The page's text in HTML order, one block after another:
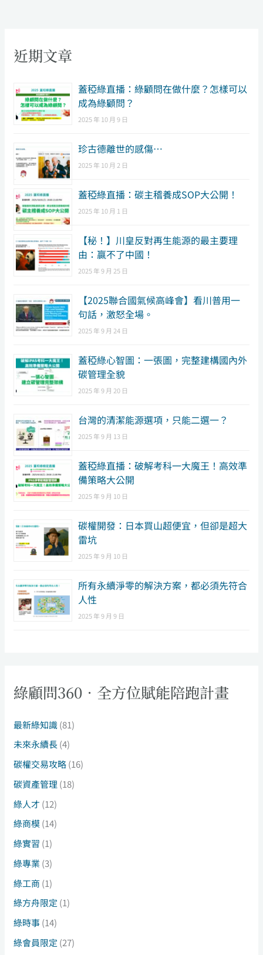
近期文章
​蓋稏綠直播：綠顧問在做什麼？怎樣可以
成為綠顧問？
2025 年 10 月 9 日
珍古德離世的感傷…
2025 年 10 月 2 日
蓋稏綠直播：碳主稽養成SOP大公開！
2025 年 10 月 1 日
【秘！】川皇反對再生能源的最主要理
由：贏不了中國！
2025 年 9 月 25 日
【2025聯合國氣候高峰會】看川普用一
句話，激怒全場。
2025 年 9 月 24 日
蓋稏綠心智圖：一張圖，完整建構國內外
碳管理全貌
2025 年 9 月 20 日
台灣的清潔能源選項，只能二選一？
2025 年 9 月 13 日
蓋稏綠直播：破解考科一大魔王！高效準
備策略大公開
2025 年 9 月 10 日
碳權開發：日本買山超便宜，但卻是超大
雷坑
2025 年 9 月 10 日
所有永續淨零的解決方案，都必須先符合
人性
2025 年 9 月 9 日
綠顧問360．全方位賦能陪跑計畫
最新綠知識(81)
未來永續長(4)
碳權交易攻略(16)
碳資產管理 (18)
綠人才 (12)
綠商模(14)
綠實習 (1)
綠專業 (3)
綠工商 (1)
綠方舟限定 (1)
綠時事(14)
綠會員限定 (27)